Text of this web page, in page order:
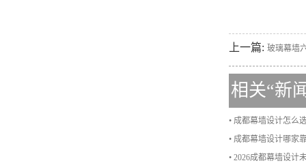
上一篇: 玻璃幕墙
相关“新
• 成都幕墙设计怎么
• 成都幕墙设计哪家
• 2026成都幕墙设计